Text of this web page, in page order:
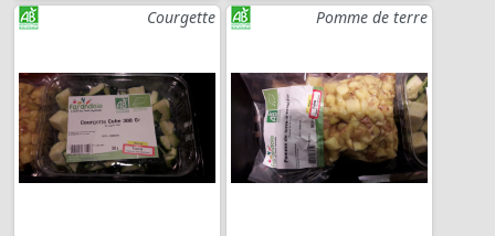
Courgette
Pomme de terre